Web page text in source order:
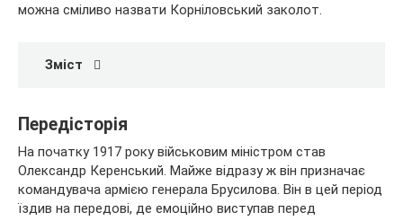
можна сміливо назвати Корніловський заколот.
Зміст
Передісторія
На початку 1917 року військовим міністром став
Олександр Керенський. Майже відразу ж він призначає
командувача армією генерала Брусилова. Він в цей період
їздив на передові, де емоційно виступав перед